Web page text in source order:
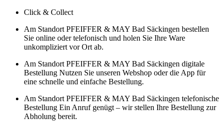
Click & Collect
Am Standort PFEIFFER & MAY Bad Säckingen bestellen
Sie online oder telefonisch und holen Sie Ihre Ware
unkompliziert vor Ort ab.
Am Standort PFEIFFER & MAY Bad Säckingen digitale
Bestellung Nutzen Sie unseren Webshop oder die App für
eine schnelle und einfache Bestellung.
Am Standort PFEIFFER & MAY Bad Säckingen telefonische
Bestellung Ein Anruf genügt – wir stellen Ihre Bestellung zur
Abholung bereit.